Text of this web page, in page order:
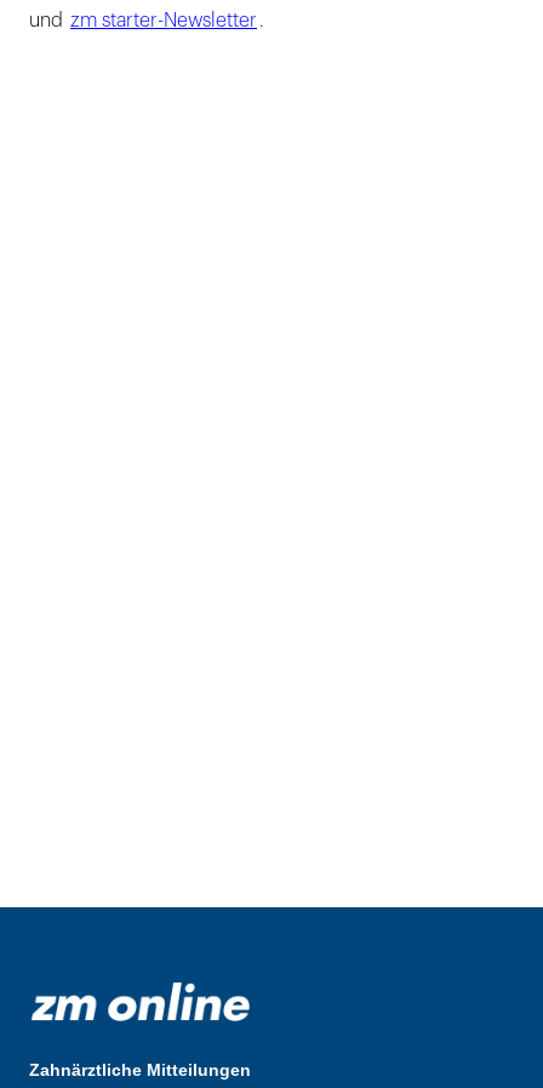
und zm starter-Newsletter .
Zahnärztliche Mitteilungen